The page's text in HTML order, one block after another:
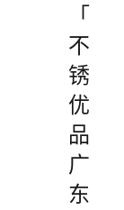
「
不
锈
优
品
广
东